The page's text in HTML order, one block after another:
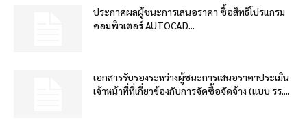
ประกาศผลผู้ชนะการเสนอราคา ซื้อสิทธิโปรแกรม
คอมพิวเตอร์ AUTOCAD...
เอกสารรับรองระหว่างผู้ชนะการเสนอราคาประเมิน
เจ้าหน้าที่ที่เกี่ยวข้องกับการจัดซื้อจัดจ้าง (แบบ รร....